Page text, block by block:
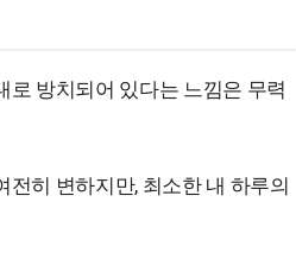
방치되어 있다는 느낌은 무력
히 변하지만, 최소한 내 하루의